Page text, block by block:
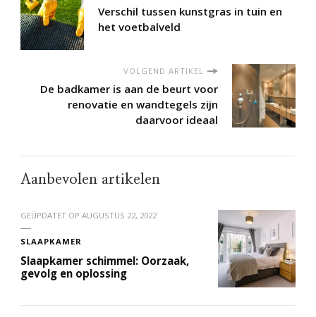
Verschil tussen kunstgras in tuin en
het voetbalveld
VOLGEND ARTIKEL
De badkamer is aan de beurt voor
renovatie en wandtegels zijn
daarvoor ideaal
Aanbevolen artikelen
GEÜPDATET OP AUGUSTUS 22, 2022
SLAAPKAMER
Slaapkamer schimmel: Oorzaak,
gevolg en oplossing